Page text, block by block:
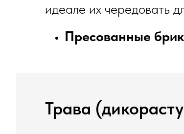
идеале их чередовать
Пресованные
Трава